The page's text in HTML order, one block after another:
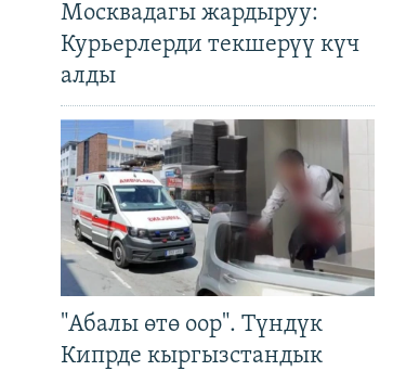
Москвадагы жардыруу:
Курьерлерди текшерүү күч
алды
"Абалы өтө оор". Түндүк
Кипрде кыргызстандык